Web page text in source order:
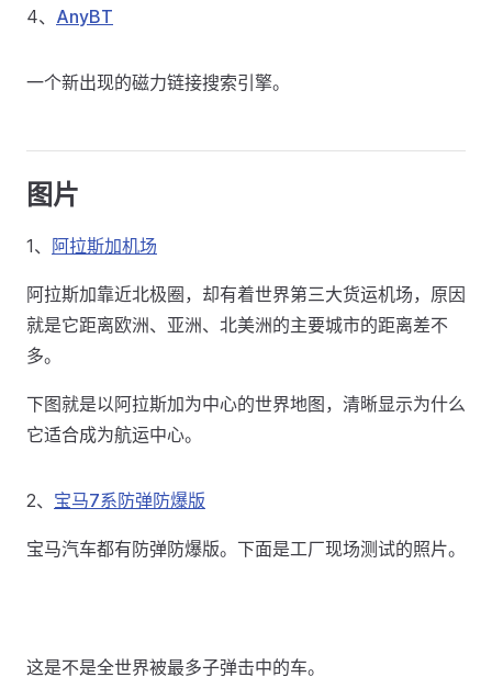
4、 AnyBT
一个新出现的磁力链接搜索引擎。
图片
1、 阿拉斯加机场
阿拉斯加靠近北极圈，却有着世界第三大货运机场，原因
就是它距离欧洲、亚洲、北美洲的主要城市的距离差不
多。
下图就是以阿拉斯加为中心的世界地图，清晰显示为什么
它适合成为航运中心。
2、 宝马7系防弹防爆版
宝马汽车都有防弹防爆版。下面是工厂现场测试的照片。
这是不是全世界被最多子弹击中的车。